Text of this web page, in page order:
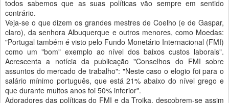
todos sabemos que as suas políticas vão sempre em sentido
contrário.
Veja-se o que dizem os grandes mestres de Coelho (e de Gaspar,
claro), da senhora Albuquerque e outros menores, como Moedas:
"Portugal também é visto pelo Fundo Monetário Internacional (FMI)
como um "bom" exemplo ao nível dos baixos custos laborais".
Acrescenta a notícia da publicação "Conselhos do FMI sobre
assuntos do mercado de trabalho": "Neste caso o elogio foi para o
salário mínimo português, que está 21% abaixo do nível grego e
que durante muitos anos foi 50% inferior".
Adoradores das políticas do FMI e da Troika, descobrem-se assim